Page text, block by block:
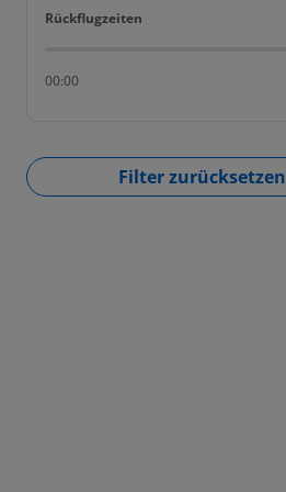
Rückflugzeiten
Rückflugzeiten
00:00
Filter zurücksetzen